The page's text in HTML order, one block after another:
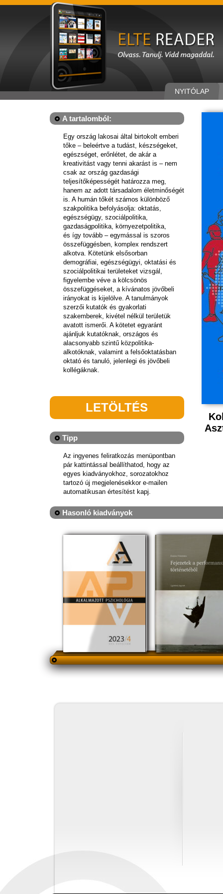
NYITÓLAP
A tartalomból:
Egy ország lakosai által birtokolt emberi
tőke – beleértve a tudást, készségeket,
egészséget, erőnlétet, de akár a
kreativitást vagy tenni akarást is – nem
csak az ország gazdasági
teljesítőképességét határozza meg,
hanem az adott társadalom életminőségét
is. A humán tőkét számos különböző
szakpolitika befolyásolja: oktatás,
egészségügy, szociálpolitika,
gazdaságpolitika, környezetpolitika,
és így tovább – egymással is szoros
összefüggésben, komplex rendszert
alkotva. Kötetünk elsősorban
demográfiai, egészségügyi, oktatási és
szociálpolitikai területeket vizsgál,
figyelembe véve a kölcsönös
összefüggéseket, a kívánatos jövőbeli
irányokat is kijelölve. A tanulmányok
szerzői kutatók és gyakorlati
szakemberek, kivétel nélkül területük
avatott ismerői. A kötetet egyaránt
ajánljuk kutatóknak, országos és
alacsonyabb szintű közpolitika-
alkotóknak, valamint a felsőoktatásban
oktató és tanuló, jelenlegi és jövőbeli
kollégáknak.
LETÖLTÉS
Tipp
Az ingyenes feliratkozás menüpontban
pár kattintással beállíthatod, hogy az
egyes kiadványokhoz, sorozatokhoz
tartozó új megjelenésekkor e-mailen
automatikusan értesítést kapj.
Hasonló kiadványok